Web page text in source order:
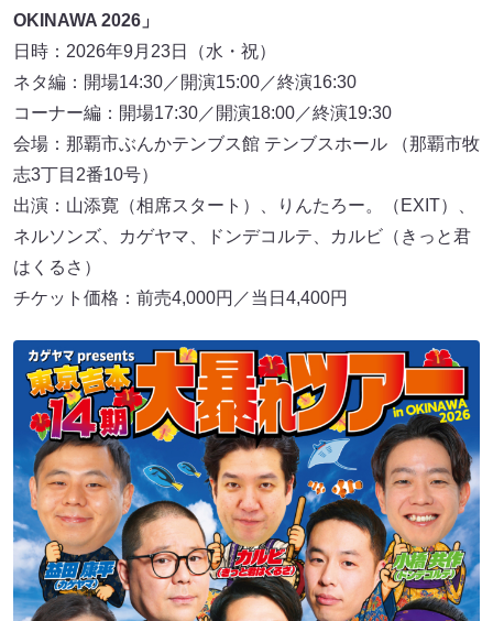
OKINAWA 2026」
日時：2026年9月23日（水・祝）
ネタ編：開場14:30／開演15:00／終演16:30
コーナー編：開場17:30／開演18:00／終演19:30
会場：那覇市ぶんかテンブス館 テンブスホール （那覇市牧
志3丁目2番10号）
出演：山添寛（相席スタート）、りんたろー。（EXIT）、
ネルソンズ、カゲヤマ、ドンデコルテ、カルビ（きっと君
はくるさ）
チケット価格：前売4,000円／当日4,400円